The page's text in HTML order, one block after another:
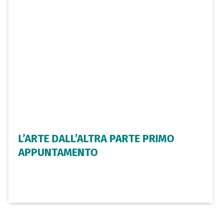
L’ARTE DALL’ALTRA PARTE PRIMO
APPUNTAMENTO